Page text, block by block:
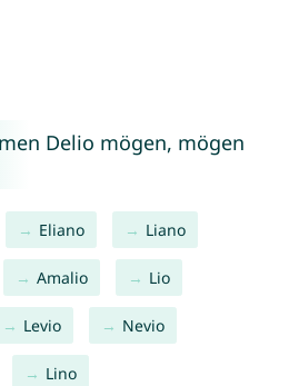
Delio mögen, mögen
Eliano Liano
Amalio Lio
Levio Nevio
Lino